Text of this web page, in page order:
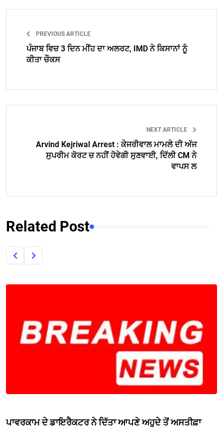
PREVIOUS ARTICLE
ਪੰਜਾਬ ਵਿਚ 3 ਦਿਨ ਮੀਂਹ ਦਾ ਅਲਰਟ, IMD ਨੇ ਕਿਸਾਨਾਂ ਨੂੰ
ਕੀਤਾ ਚੌਕਸ
NEXT ARTICLE
Arvind Kejriwal Arrest : ਕੇਜਰੀਵਾਲ ਮਾਮਲੇ ਦੀ ਅੱਜ
ਸੁਪਰੀਮ ਕੋਰਟ ਚ ਨਹੀਂ ਹੋਵੇਗੀ ਸੁਣਵਾਈ, ਦਿੱਲੀ CM ਨੇ
ਵਾਪਸ ਲ
Related Post
ਪਾਵਰਕਾਮ ਦੇ ਡਾਇਰੈਕਟਰ ਨੇ ਦਿੱਤਾ ਆਪਣੇ ਅਹੁਦੇ ਤੋਂ ਅਸਤੀਫ਼ਾ